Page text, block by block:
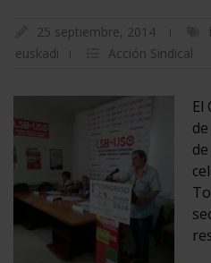
25 septiembre, 2014
euskadi
Acción Sindical
El